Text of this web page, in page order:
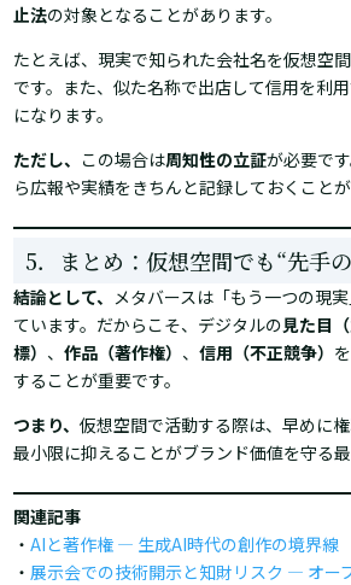
止法の対象となることがあります。
たとえば、現実で知られた会社名を仮想空
です。また、似た名称で出店して信用を利
になります。
ただし、 この場合は周知性の立証が必要で
ら広報や実績をきちんと記録しておくことが
5．まとめ：仮想空間でも“先手
結論として、 メタバースは「もう一つの現
ています。だからこそ、デジタルの見た目（
標） 、作品（著作権） 、信用（不正競争）
することが重要です。
つまり、仮想空間で活動する際は、早めに
最小限に抑えることがブランド価値を守る最
関連記事
・AIと著作権 ― 生成AI時代の創作の境界線
・ 展示会での技術開示と知財リスク ― オー